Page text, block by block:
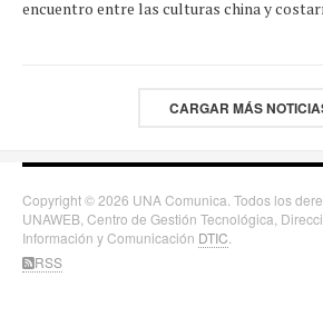
encuentro entre las culturas china y
CARGAR MÁS
Copyright © 2026 UNA Comunica. Todos los
UNAWEB, Centro de Gestión Tecnológica,
Información y Comunicación DTIC
RSS